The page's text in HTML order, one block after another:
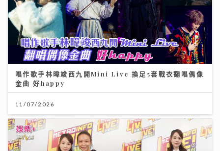
唱作歌手林暐竣西九開Mini Live 換足5套戰衣翻唱偶像
金曲 好happy
11/07/2026